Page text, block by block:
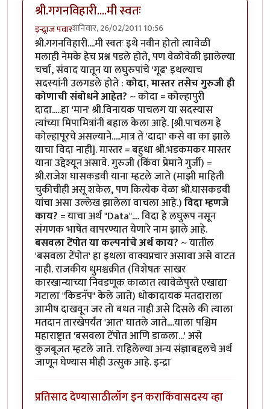
श्री.गगनविहारी....मी स्वतः
इन्द्र्राज पवारशनिवार, 26/02/2011 10:56
श्री.गगनविहारी....मी स्वतः इथे नवीन होतो त्यावेळी
मलाही नेमके हेच प्रश्न पडले होते, पण वेळोवेळी झालेल्या
चर्चा, संवाद यातून या लघुरुपांचे 'गूढ' इथल्याच
सदस्यांनी उलगडले होते :कोदा, मास्तर तसेच गुरुजी ही
कोणाची संबोधने आहेत? ~ कोदा = कोल्हापुरी
दादा.....हा 'मान' श्री.विनायक पाचलग या सदस्यास
त्यांच्या मिपामित्रांनी बहाल केला आहे. [श्री.पाचलग हे
कोल्हापूरचे असल्याने.....मात्र ते 'दादा' कसे वा का झाले
याचा विदा नाही]. मास्तर = बहुधा श्री.भडकमकर मास्तर
याना उद्देश्यून असावे. गुरुजी (किंवा प्रेमाने गुर्जी) =
श्री.राजेश घासकडवी याना म्हटले जाते (माझी माहिती
चुकीचीही असू शकेल, पण कित्येक वेळा श्री.घासकडवी
यांचा असा उल्लेख झालेला वाचला आहे.)विदा म्हणजे
काय? = याचा अर्थ "Data".... विदा हे लघुरूप नसून
संगणक भाषेत वापरण्यात येणारे नाम झाले आहे.
बसवला टेंपोत या कल्पनांचे अर्थ काय? ~ यातील
'बसवला टेंपोत' हा इथला वाक्यप्रचार असावा असे वाटत
नाही. राजकीय धुमश्चक्रीत (विशेषतः साखर
कारखान्याच्या निवडणूक काळात त्यावेळेपुरते एखाद्या
गटाला "किडनॅप" केले जाते) धोकादायक मतदाराला
आमीष दाखवून जर तो बधत नाही असे दिसले की त्याला
मतदान तारखेपर्यंत 'आत' घातले जाते....याला पश्चिम
महाराष्ट्रात 'बसवला टेंपोत आणि डाळला...' असे
कुजबूजत म्हटले जाते. राहिलेल्या अन्य संज्ञाबद्दलचे अर्थ
जाणून घेण्यास मीही उत्सुक आहे. इन्द्रा
प्रतिसाद देण्यासाठीलॉग इन कराकिंवासदस्य व्हा